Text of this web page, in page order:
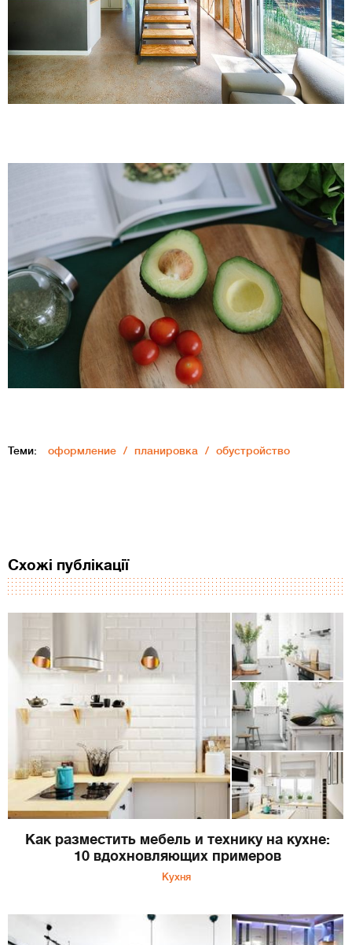
Теми: оформление планировка обустройство
Схожі публікації
Как разместить мебель и технику на кухне:
10 вдохновляющих примеров
Кухня